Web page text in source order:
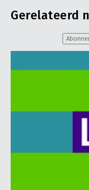
Gerelateerd